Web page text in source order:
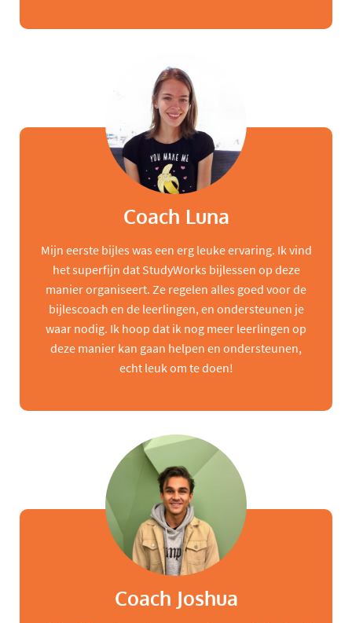
Coach Luna
Mijn eerste bijles was een erg leuke ervaring. Ik vind
het superfijn dat StudyWorks bijlessen op deze
manier organiseert. Ze regelen alles goed voor de
bijlescoach en de leerlingen, en ondersteunen je
waar nodig. Ik hoop dat ik nog meer leerlingen op
deze manier kan gaan helpen en ondersteunen,
echt leuk om te doen!
Coach Joshua